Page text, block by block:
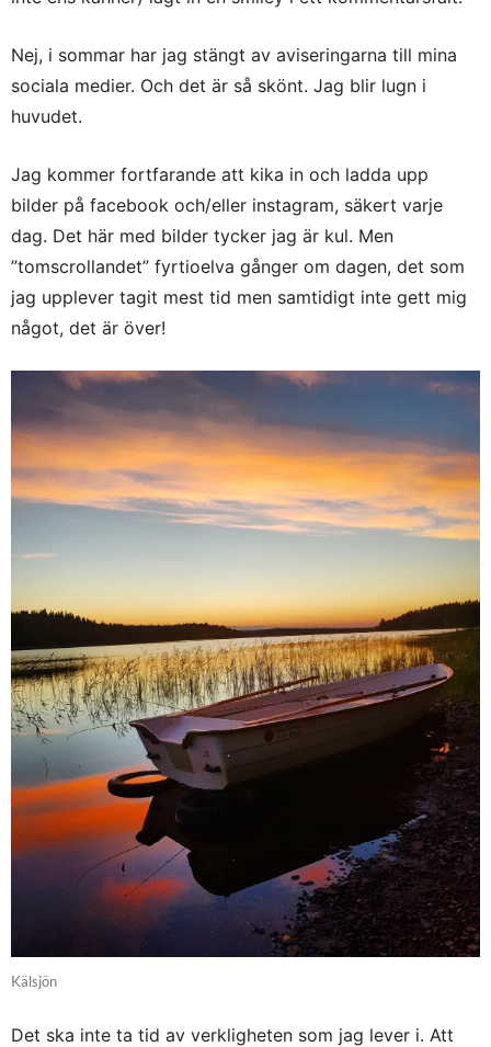
Nej, i sommar har jag stängt av aviseringarna till mina
sociala medier. Och det är så skönt. Jag blir lugn i
huvudet.
Jag kommer fortfarande att kika in och ladda upp
bilder på facebook och/eller instagram, säkert varje
dag. Det här med bilder tycker jag är kul. Men
”tomscrollandet” fyrtioelva gånger om dagen, det som
jag upplever tagit mest tid men samtidigt inte gett mig
något, det är över!
Kälsjön
Det ska inte ta tid av verkligheten som jag lever i. Att